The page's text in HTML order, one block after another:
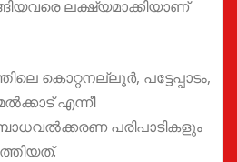
ലക്ഷ്യമാക്കിയാണ്
കൊറ്റനല്ലൂര്‍, പട്ടേപ്പാടം,
എന്നീ
പരിപാടികളും